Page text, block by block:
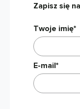
Zapisz się
Twoje imię*
E-mail*